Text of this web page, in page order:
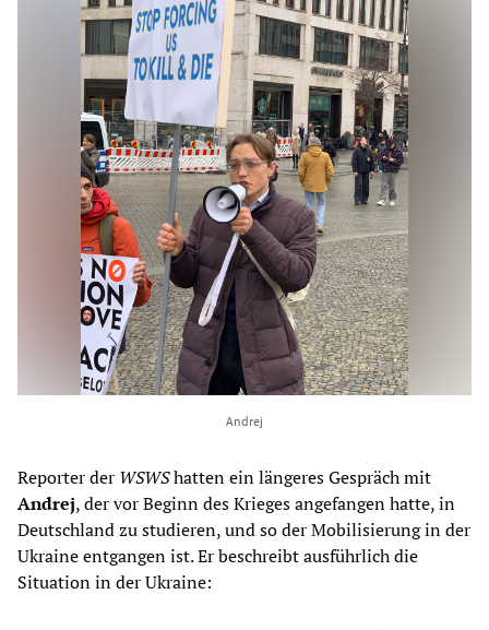
Andrej
Reporter der WSWShatten ein längeres Gespräch mit
Andrej, der vor Beginn des Krieges angefangen hatte, in
Deutschland zu studieren, und so der Mobilisierung in der
Ukraine entgangen ist. Er beschreibt ausführlich die
Situation in der Ukraine: